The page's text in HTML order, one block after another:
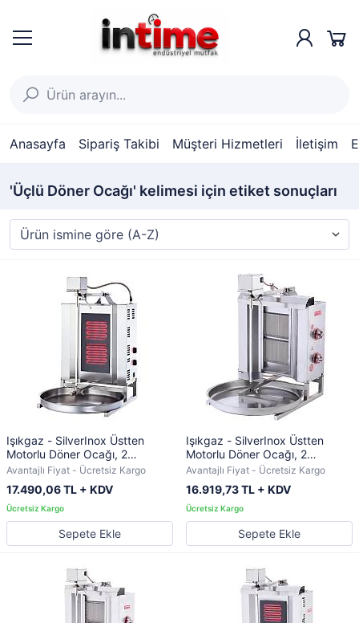
Anasayfa Sipariş Takibi Müşteri Hizmetleri İletişim
'Üçlü Döner Ocağı' kelimesi için etiket sonuçları
Işıkgaz - SilverInox Üstten
Motorlu Döner Ocağı, 2
Radyanlı, Elektrikli
Avantajlı Fiyat - Ücretsiz Kargo
17.490,06 TL + KDV
Sepete Ekle
Işıkgaz - SilverInox Üstten
Motorlu Döner Ocağı, 2
Radyanlı, LPG'li
Avantajlı Fiyat - Ücretsiz Kargo
16.919,73 TL + KDV
Sepete Ekle